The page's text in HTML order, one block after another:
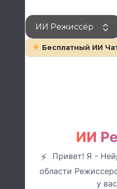
содержаниюИИ Режиссёр
Бесплатный ИИ
ИИ
Привет! Я -
области
у